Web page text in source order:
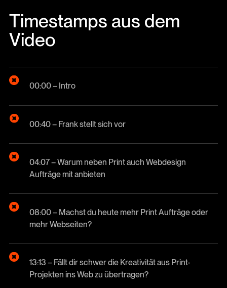
Timestamps aus dem
Video
00:00 – Intro
00:40 – Frank stellt sich vor
04:07 – Warum neben Print auch Webdesign
Aufträge mit anbieten
08:00 – Machst du heute mehr Print Aufträge oder
mehr Webseiten?
13:13 – Fällt dir schwer die Kreativität aus Print-
Projekten ins Web zu übertragen?